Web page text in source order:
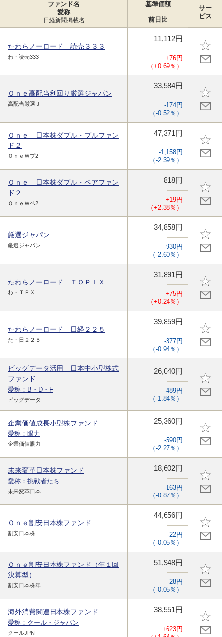
ファンド名
愛称
日経新聞掲載名
基準価額
サー
ビス
前日比
たわらノーロード 読売３３３
わ・読売333
11,112円
+76円
（+0.69％）
Ｏｎｅ高配当利回り厳選ジャパン
高配当厳選Ｊ
33,584円
-174円
（-0.52％）
Ｏｎｅ 日本株ダブル・ブルファン
ド２
ＯｎｅＷブ2
47,371円
-1,158円
（-2.39％）
Ｏｎｅ 日本株ダブル・ベアファン
ド２
ＯｎｅＷベ2
818円
+19円
（+2.38％）
厳選ジャパン
厳選ジャパン
34,858円
-930円
（-2.60％）
たわらノーロード ＴＯＰＩＸ
わ・ＴＰＸ
31,891円
+75円
（+0.24％）
たわらノーロード 日経２２５
た・日２２５
39,859円
-377円
（-0.94％）
ビッグデータ活用 日本中小型株式
ファンド
愛称：B・D・F
ビッグデータ
26,040円
-489円
（-1.84％）
企業価値成長小型株ファンド
愛称：眼力
企業価値眼力
25,360円
-590円
（-2.27％）
未来変革日本株ファンド
愛称：挑戦者たち
未来変革日本
18,602円
-163円
（-0.87％）
Ｏｎｅ割安日本株ファンド
割安日本株
44,656円
-22円
（-0.05％）
Ｏｎｅ割安日本株ファンド（年１回
決算型）
割安日本株年
51,948円
-28円
（-0.05％）
海外消費関連日本株ファンド
愛称：クール・ジャパン
クールJPN
38,551円
+623円